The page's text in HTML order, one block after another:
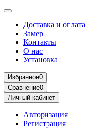
Доставка и оплата
Замер
Контакты
О нас
Установка
Избранное0
Сравнение0
Личный кабинет
Авторизация
Регистрация